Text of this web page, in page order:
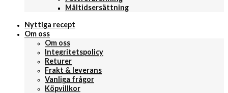
Måltidsersättning
Nyttiga recept
Om oss
Om oss
Integritetspolicy
Returer
Frakt & leverans
Vanliga frågor
Köpvillkor